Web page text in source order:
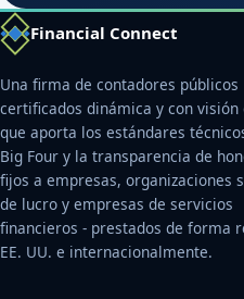
Financial Connect
Una firma de contadores públicos
certificados dinámica y con
que aporta los estándares
Big Four y la transparencia de
fijos a empresas, organizaciones
de lucro y empresas de servicios
financieros - prestados de forma
EE. UU. e internacionalmente.